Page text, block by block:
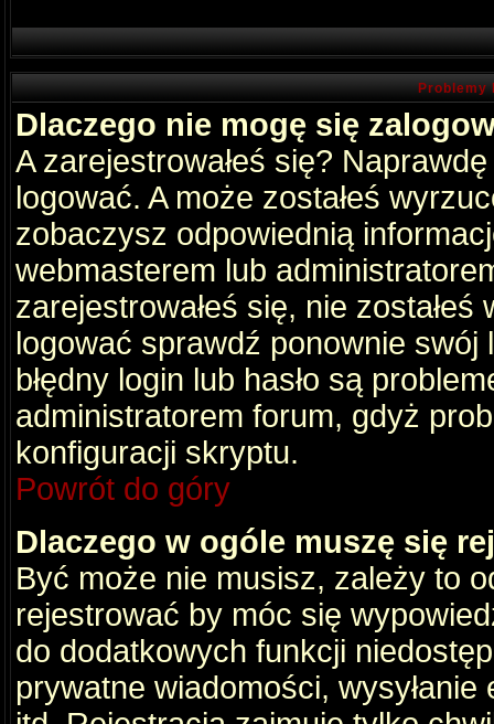
Problemy
Dlaczego nie mogę się
A zarejestrowałeś się?
logować. A może zostałeś
zobaczysz odpowiednią
webmasterem lub
zarejestrowałeś się, nie
logować sprawdź ponownie swój
błędny login lub hasło są
administratorem forum, gdyż
konfiguracji skryptu.
Powrót do góry
Dlaczego w ogóle muszę się
Być może nie musisz, zależy to
rejestrować by móc się
do dodatkowych funkcji
prywatne wiadomości,